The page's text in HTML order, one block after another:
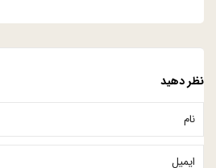
نظر دهید